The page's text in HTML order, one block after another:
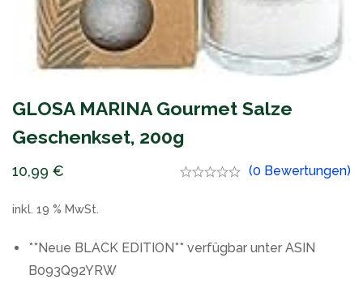
GLOSA MARINA Gourmet Salze
Geschenkset, 200g
10,99 € (0 Bewertungen)
inkl. 19 % MwSt.
**Neue BLACK EDITION** verfügbar unter ASIN
B093Q92YRW